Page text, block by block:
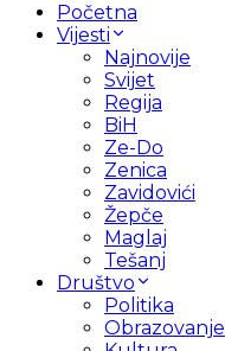
Početna
Vijesti
Najnovije
Svijet
Regija
BiH
Ze-Do
Zenica
Zavidovići
Žepče
Maglaj
Tešanj
Društvo
Politika
Obrazovanje